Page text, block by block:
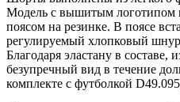
Модель с вышитым логотипом
поясом на резинке. В поясе
регулируемый хлопковый
Благодаря эластану в составе,
безупречный вид в течение
комплекте с футболкой